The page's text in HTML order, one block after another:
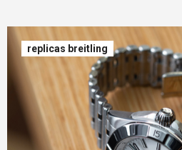
replicas breitling